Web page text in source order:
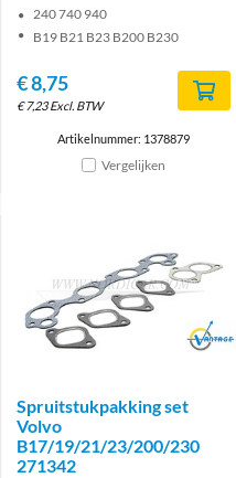
240 740 940
B19 B21 B23 B200 B230
€8,75
€7,23 Excl. BTW
Artikelnummer: 1378879
Vergelijken
Brand
Spruitstukpakking set
Volvo
B17/19/21/23/200/230
271342